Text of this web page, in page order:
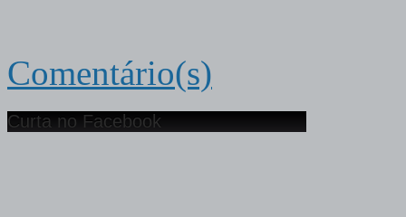
Comentário(s)
Curta no Facebook